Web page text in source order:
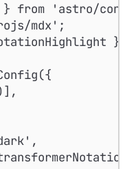
} from 'astro/
mdx';